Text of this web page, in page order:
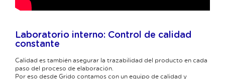
Laboratorio interno: Control de calidad
constante
Calidad es también asegurar la trazabilidad del producto en cada
paso del proceso de elaboración.
Por eso desde Grido contamos con un equipo de calidad y